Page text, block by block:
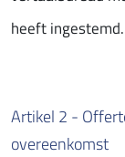
heeft ingestemd.
Artikel 2 -
overeenkomst